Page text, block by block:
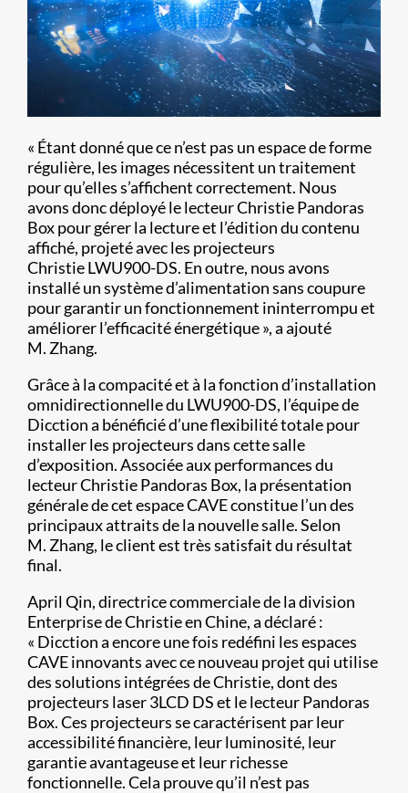
« Étant donné que ce n’est pas un espace de forme
régulière, les images nécessitent un traitement
pour qu’elles s’affichent correctement. Nous
avons donc déployé le lecteur Christie Pandoras
Box pour gérer la lecture et l’édition du contenu
affiché, projeté avec les projecteurs
Christie LWU900-DS. En outre, nous avons
installé un système d’alimentation sans coupure
pour garantir un fonctionnement ininterrompu et
améliorer l’efficacité énergétique », a ajouté
M. Zhang.
Grâce à la compacité et à la fonction d’installation
omnidirectionnelle du LWU900-DS, l’équipe de
Dicction a bénéficié d’une flexibilité totale pour
installer les projecteurs dans cette salle
d’exposition. Associée aux performances du
lecteur Christie Pandoras Box, la présentation
générale de cet espace CAVE constitue l’un des
principaux attraits de la nouvelle salle. Selon
M. Zhang, le client est très satisfait du résultat
final.
April Qin, directrice commerciale de la division
Enterprise de Christie en Chine, a déclaré :
« Dicction a encore une fois redéfini les espaces
CAVE innovants avec ce nouveau projet qui utilise
des solutions intégrées de Christie, dont des
projecteurs laser 3LCD DS et le lecteur Pandoras
Box. Ces projecteurs se caractérisent par leur
accessibilité financière, leur luminosité, leur
garantie avantageuse et leur richesse
fonctionnelle. Cela prouve qu’il n’est pas